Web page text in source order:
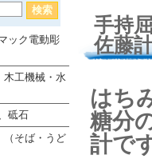
ック電動彫
工機械・水
砥石
そば・うど
手持
佐藤
はち
糖分
計で